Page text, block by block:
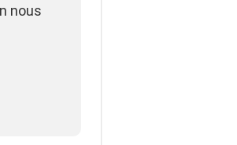
nous